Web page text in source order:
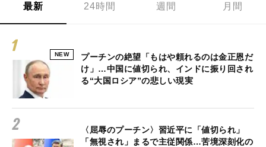
最新 24時間 週間 月間
NEW
プーチンの絶望「もはや頼れるのは金正恩だ
け」…中国に値切られ、インドに振り回され
る“大国ロシア”の悲しい現実
〈屈辱のプーチン〉習近平に「値切られ」
「無視され」まるで主従関係…苦境深刻化の